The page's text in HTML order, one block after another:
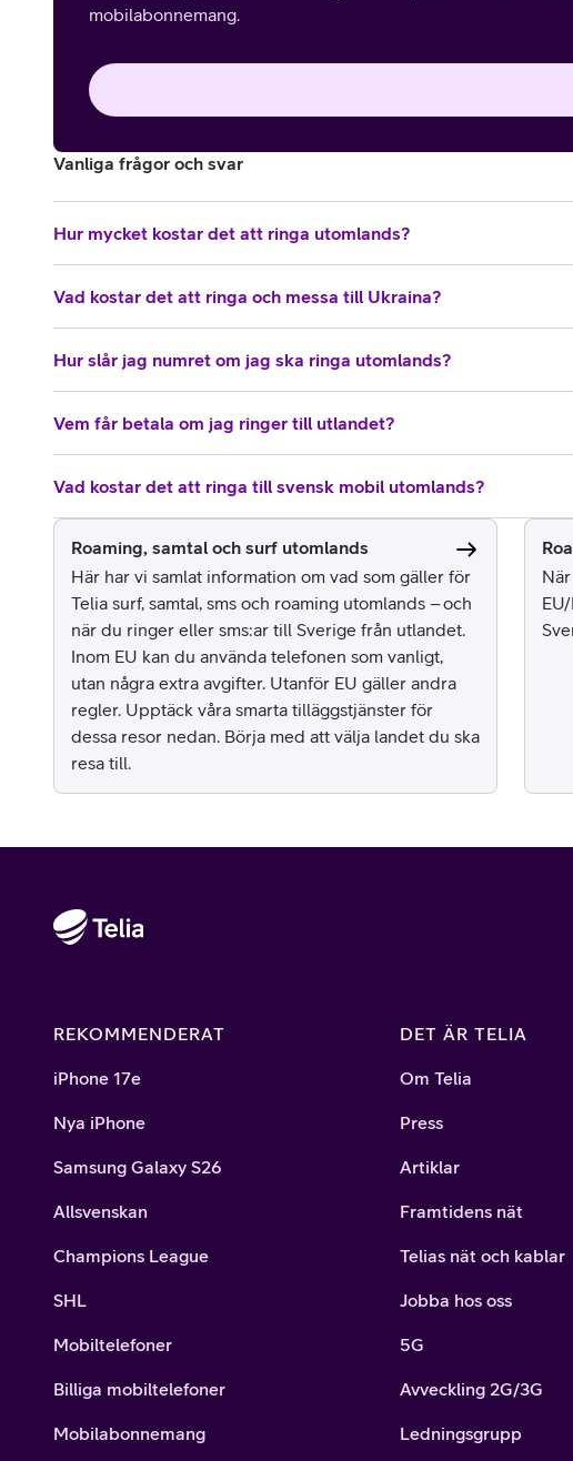
mobilabonnemang.
Vanliga frågor och svar
Hur mycket kostar det att ringa utomlands?
Vad kostar det att ringa och messa till Ukraina?
Hur slår jag numret om jag ska ringa utomlands?
Vem får betala om jag ringer till utlandet?
Vad kostar det att ringa till svensk mobil utomlands?
Roaming, samtal och surf utomlands
Här har vi samlat information om vad som gäller för
Telia surf, samtal, sms och roaming utomlands – och
när du ringer eller sms:ar till Sverige från utlandet.
Inom EU kan du använda telefonen som vanligt,
utan några extra avgifter. Utanför EU gäller andra
regler. Upptäck våra smarta tilläggstjänster för
dessa resor nedan. Börja med att välja landet du ska
resa till.
REKOMMENDERAT
iPhone 17e
Nya iPhone
Samsung Galaxy S26
Allsvenskan
Champions League
SHL
Mobiltelefoner
Billiga mobiltelefoner
Mobilabonnemang
DET ÄR TELIA
Om Telia
Press
Artiklar
Framtidens nät
Telias nät och kablar
Jobba hos oss
5G
Avveckling 2G/3G
Ledningsgrupp